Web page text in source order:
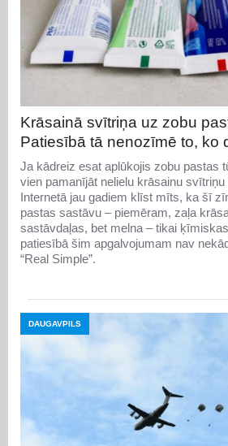
Krāsainā svītriņa uz zobu
Patiesībā tā nenozīmē to, ko
Ja kādreiz esat aplūkojis zobu pastas
vien pamanījāt nelielu krāsainu
Internetā jau gadiem klīst mīts, ka šī
pastas sastāvu – piemēram, zaļa
sastāvdaļas, bet melna – tikai
patiesībā šim apgalvojumam nav
“Real Simple”.
DAUGAVPILS